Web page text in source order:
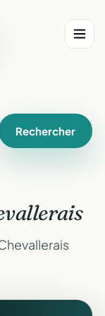
Rechercher